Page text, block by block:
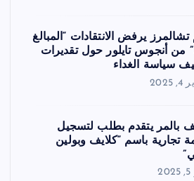
يرفض الانتقادات “المبالغ
من أنجوس تايلور حول تقديرات
سياسة الغداء
بالمر يتقدم بطلب لتسجيل
تجارية باسم “كلايف وبولين